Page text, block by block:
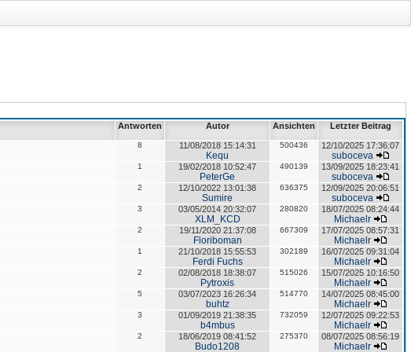
Antworten Autor Ansichten Letzter Beitrag
8 11/08/2018 15:14:31
Kequ
500436 12/10/2025 17:36:07
suboceva
1 19/02/2018 10:52:47
PeterGe
490139 13/09/2025 18:23:41
suboceva
2 12/10/2022 13:01:38
Sumire
636375 12/09/2025 20:06:51
suboceva
3 03/05/2014 20:32:07
XLM_KCD
280820 18/07/2025 08:24:44
Michaelr
2 19/11/2020 21:37:08
Floriboman
667309 17/07/2025 08:57:31
Michaelr
1 21/10/2018 15:55:53
Ferdi Fuchs
302189 16/07/2025 09:31:04
Michaelr
2 02/08/2018 18:38:07
Pytroxis
515026 15/07/2025 10:16:50
Michaelr
5 03/07/2023 16:26:34
buhtz
514770 14/07/2025 08:45:00
Michaelr
3 01/09/2019 21:38:35
b4mbus
732059 12/07/2025 09:22:53
Michaelr
2 18/06/2019 08:41:52
Budo1208
275370 08/07/2025 08:56:19
Michaelr